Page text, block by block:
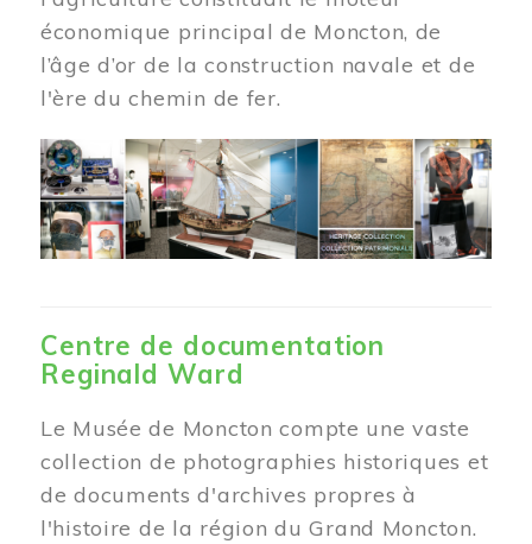
économique principal de Moncton, de
l’âge d’or de la construction navale et de
l'ère du chemin de fer.
Centre de documentation
Reginald Ward
Le Musée de Moncton compte une vaste
collection de photographies historiques et
de documents d'archives propres à
l'histoire de la région du Grand Moncton.